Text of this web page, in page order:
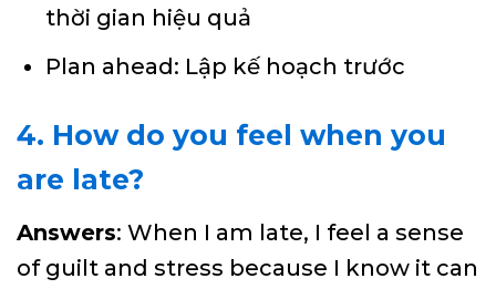
thời gian hiệu quả
Plan ahead: Lập kế hoạch trước
4. How do you feel when you
are late?
Answers: When I am late, I feel a sense
of guilt and stress because I know it can